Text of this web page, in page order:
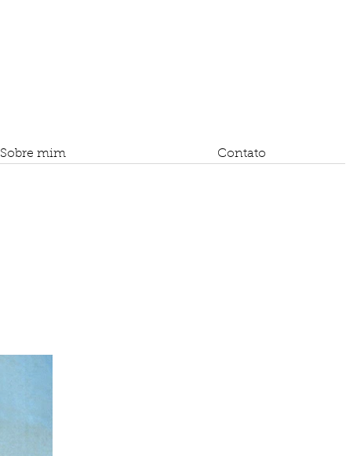
Sobre mim Contato